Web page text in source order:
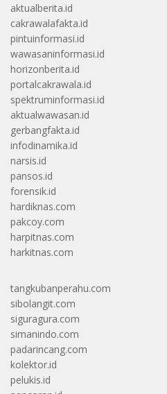
aktualberita.id
cakrawalafakta.id
pintuinformasi.id
wawasaninformasi.id
horizonberita.id
portalcakrawala.id
spektruminformasi.id
aktualwawasan.id
gerbangfakta.id
infodinamika.id
narsis.id
pansos.id
forensik.id
hardiknas.com
pakcoy.com
harpitnas.com
harkitnas.com
tangkubanperahu.com
sibolangit.com
siguragura.com
simanindo.com
padarincang.com
kolektor.id
pelukis.id